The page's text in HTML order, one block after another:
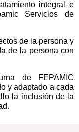
integral e
Servicios de
de la persona y
de la persona con
de FEPAMIC
y adaptado a cada
la inclusión de la